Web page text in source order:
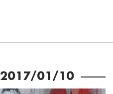
2017/01/10